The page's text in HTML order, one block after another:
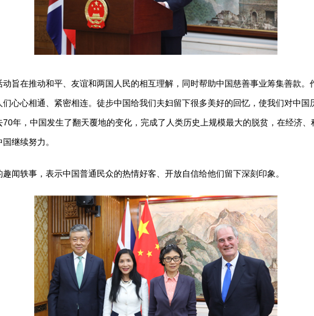
在推动和平、友谊和两国人民的相互理解，同时帮助中国慈善事业筹集善款。
心心相通、紧密相连。徒步中国给我们夫妇留下很多美好的回忆，使我们对中
年，中国发生了翻天覆地的变化，完成了人类历史上规模最大的脱贫，在经济、
继续努力。
轶事，表示中国普通民众的热情好客、开放自信给他们留下深刻印象。